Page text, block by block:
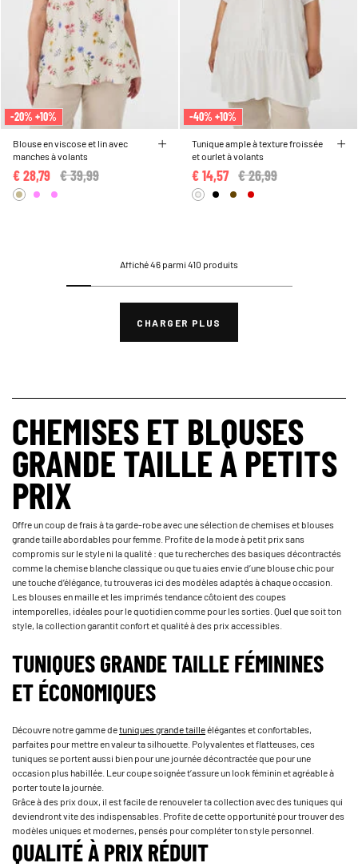
-20% +10%
Blouse en viscose et lin avec
manches à volants
Price reduced from
€ 39,99
€ 28,79
-40% +10%
Tunique ample à texture froissée
et ourlet à volants
Price reduced from
€ 26,99
€ 14,57
Affiché 46 parmi 410 produits
CHARGER PLUS
CHEMISES ET BLOUSES
GRANDE TAILLE À PETITS
PRIX
Offre un coup de frais à ta garde-robe avec une sélection de chemises et blouses
grande taille abordables pour femme. Profite de la mode à petit prix sans
compromis sur le style ni la qualité : que tu recherches des basiques décontractés
comme la chemise blanche classique ou que tu aies envie d’une blouse chic pour
une touche d’élégance, tu trouveras ici des modèles adaptés à chaque occasion.
Les blouses en maille et les imprimés tendance côtoient des coupes
intemporelles, idéales pour le quotidien comme pour les sorties. Quel que soit ton
style, la collection garantit confort et qualité à des prix accessibles.
TUNIQUES GRANDE TAILLE FÉMININES
ET ÉCONOMIQUES
Découvre notre gamme detuniques grande tailleélégantes et confortables,
parfaites pour mettre en valeur ta silhouette. Polyvalentes et flatteuses, ces
tuniques se portent aussi bien pour une journée décontractée que pour une
occasion plus habillée. Leur coupe soignée t’assure un look féminin et agréable à
porter toute la journée.
Grâce à des prix doux, il est facile de renouveler ta collection avec des tuniques qui
deviendront vite des indispensables. Profite de cette opportunité pour trouver des
modèles uniques et modernes, pensés pour compléter ton style personnel.
QUALITÉ À PRIX RÉDUIT